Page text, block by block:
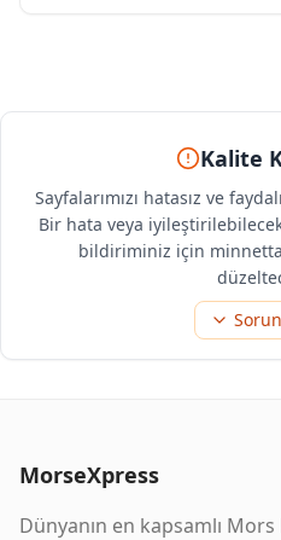
Kalite
Sayfalarımızı hatasız ve
Bir hata veya
bildiriminiz için
MorseXpress
Dünyanın en kapsamlı